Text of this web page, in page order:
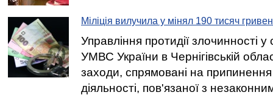
Міліція вилучила у мінял 190 тисяч
Управління протидії злочинності
УМВС України в Чернігівській
заходи, спрямовані на
діяльності, пов'язаної з